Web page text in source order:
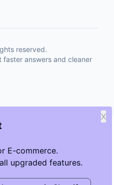
E-commerce.
upgraded features.
X
reserved.
answers and cleaner